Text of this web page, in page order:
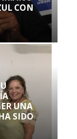
CON
UNA
SIDO